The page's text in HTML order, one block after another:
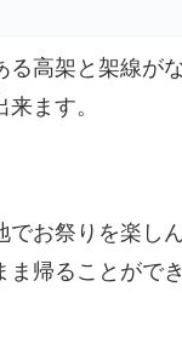
る高架と架線が
来ます。
でお祭りを楽し
ま帰ることがで